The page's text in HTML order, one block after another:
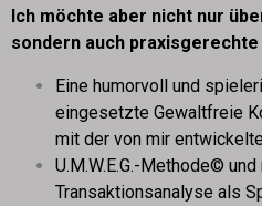
Ich möchte aber nicht nur
sondern auch
Eine humorvoll und
eingesetzte Gewaltfreie
mit der von mir
U.M.W.E.G.-Methode©
Transaktionsanalyse als